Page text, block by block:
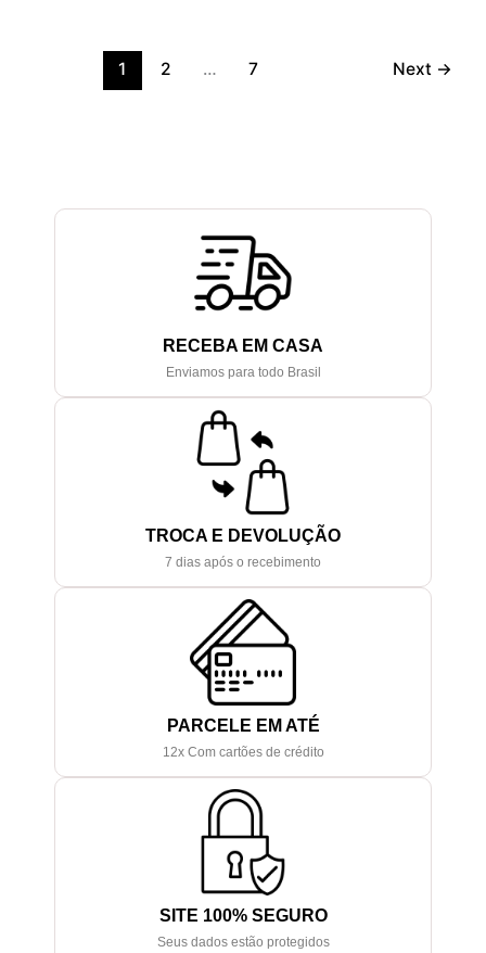
1 2 … 7 Next →
RECEBA EM CASA
Enviamos para todo Brasil
TROCA E DEVOLUÇÃO
7 dias após o recebimento
PARCELE EM ATÉ
12x Com cartões de crédito
SITE 100% SEGURO
Seus dados estão protegidos